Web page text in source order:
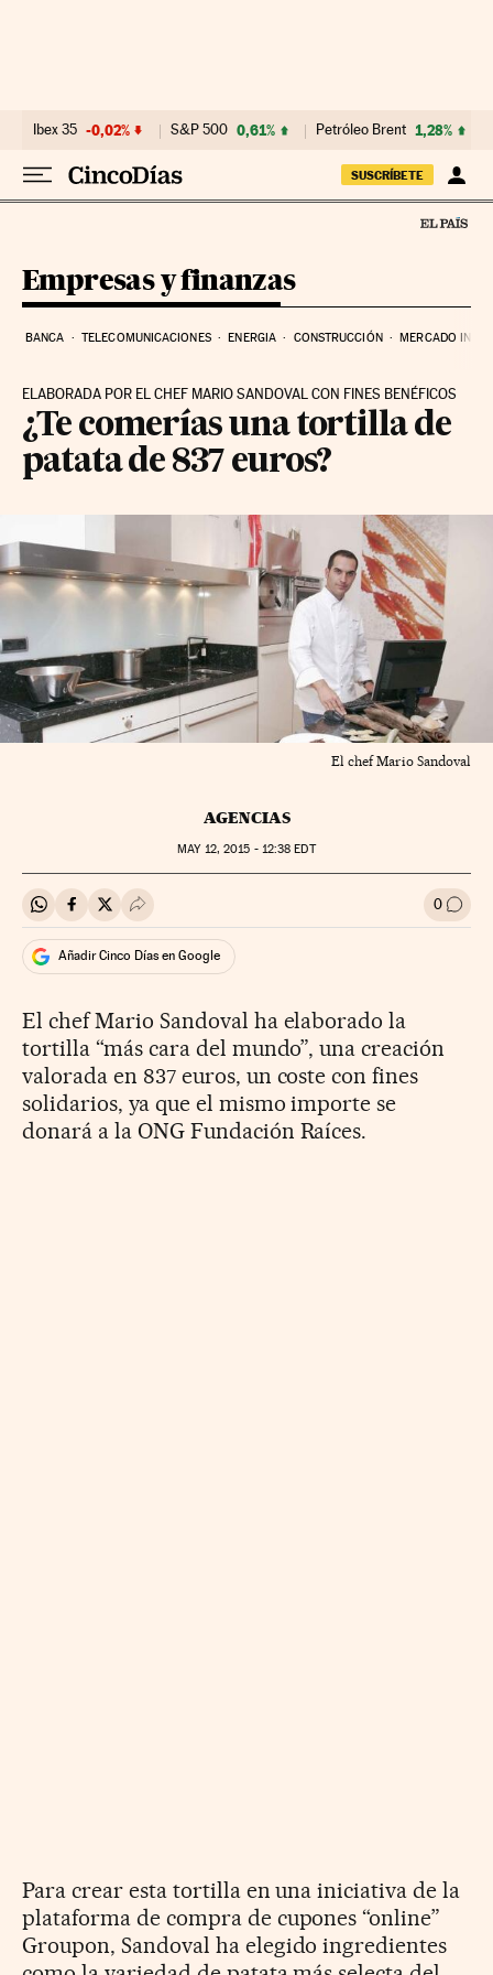
Ibex 35 -0,02% S&P 500 0,61% Petróleo Brent 1,28%
SUSCRÍBETE
Empresas y finanzas
BANCA TELECOMUNICACIONES ENERGIA CONSTRUCCIÓN MERCADO
ELABORADA POR EL CHEF MARIO SANDOVAL CON FINES BENÉFICOS
¿Te comerías una tortilla de
patata de 837 euros?
El chef Mario Sandoval
AGENCIAS
MAY12, 2015 - 12:38 EDT
Compartir en Whatsapp
Compartir en Facebook
Compartir en Twitter
Desplegar Redes Sociales 0 Ir a
Añadir Cinco Días en Google
El chef Mario Sandoval ha elaborado la
tortilla “más cara del mundo”, una creación
valorada en 837 euros, un coste con fines
solidarios, ya que el mismo importe se
donará a la ONG Fundación Raíces.
Para crear esta tortilla en una iniciativa de la
plataforma de compra de cupones “online”
Groupon, Sandoval ha elegido ingredientes